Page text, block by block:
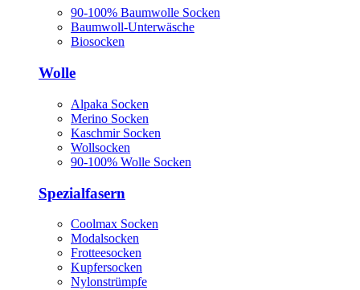
90-100% Baumwolle Socken
Baumwoll-Unterwäsche
Biosocken
Wolle
Alpaka Socken
Merino Socken
Kaschmir Socken
Wollsocken
90-100% Wolle Socken
Spezialfasern
Coolmax Socken
Modalsocken
Frotteesocken
Kupfersocken
Nylonstrümpfe